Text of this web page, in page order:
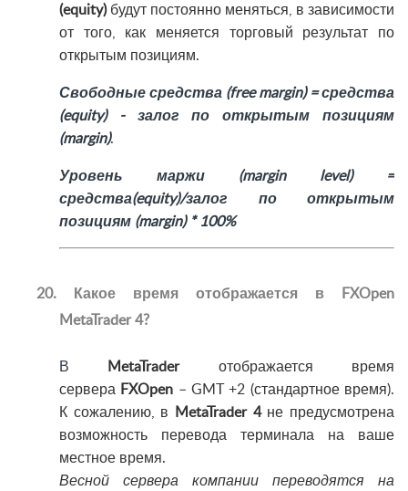
(equity)будут постоянно меняться, в зависимости
от того, как меняется торговый результат по
открытым позициям.
Свободные средства (free margin) = средства
(equity) - залог по открытым позициям
(margin).
Уровень маржи (margin level) =
средства(equity)/залог по открытым
позициям (margin) * 100%
20. Какое время отображается в FXOpen
MetaTrader 4?
В MetaTraderотображается время
сервера FXOpen – GMT +2 (стандартное время).
К сожалению, в MetaTrader 4не предусмотрена
возможность перевода терминала на ваше
местное время.
Весной сервера компании переводятся на